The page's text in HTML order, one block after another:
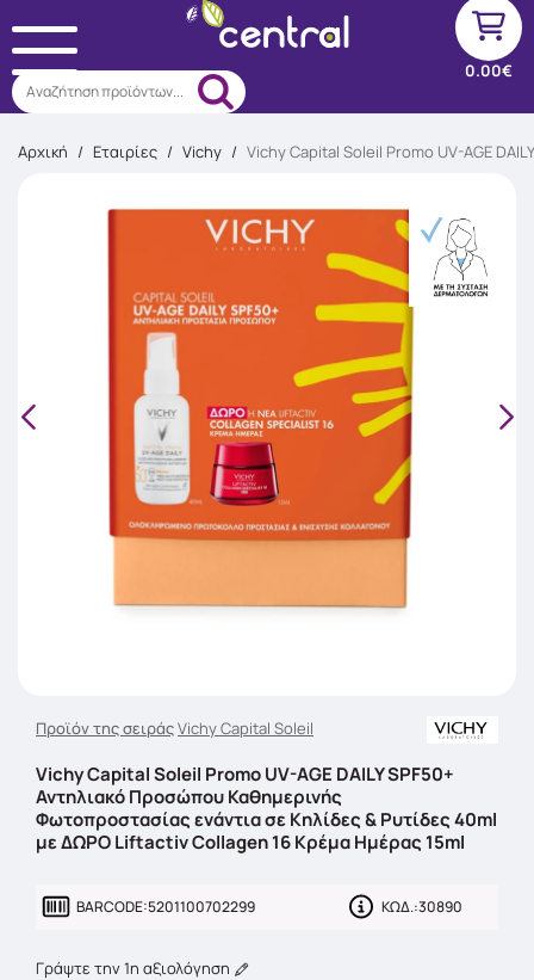
Αναζήτηση προϊόντων...
0.00€
Αρχική / Εταιρίες / Vichy / Vichy Capital Soleil Promo UV-AGE
Προϊόν της σειράςVichy Capital Soleil
Vichy Capital Soleil Promo UV-AGE DAILY SPF50+
Αντηλιακό Προσώπου Καθημερινής
Φωτοπροστασίας ενάντια σε Κηλίδες & Ρυτίδες 40ml
με ΔΩΡΟ Liftactiv Collagen 16 Κρέμα Ημέρας 15ml
BARCODE:5201100702299 ΚΩΔ.:30890
Γράψτε την 1η αξιολόγηση